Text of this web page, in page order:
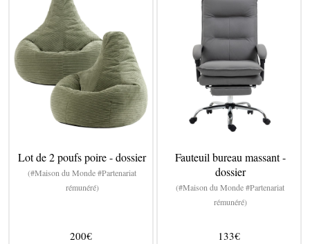
Lot de 2 poufs poire - dossier
(#Maison du Monde #Partenariat
rémunéré)
200€
Fauteuil bureau massant -
dossier
(#Maison du Monde #Partenariat
rémunéré)
133€